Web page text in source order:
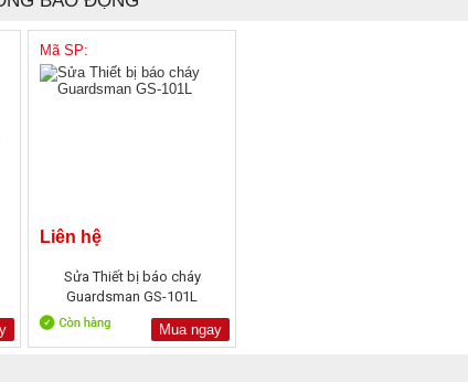
Mã SP:
Liên hệ
Sửa Thiết bị báo cháy
Guardsman GS-101L
Mua ngay